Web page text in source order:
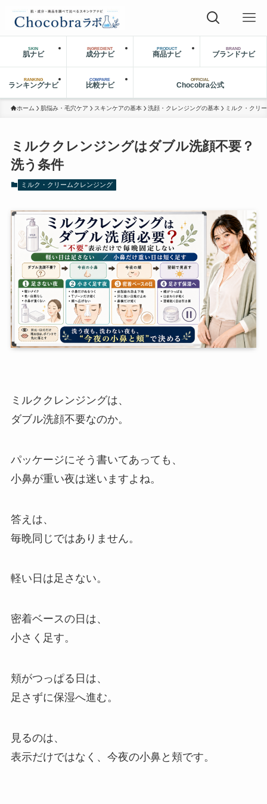
SKIN
肌ナビ
INGREDIENT
成分ナビ
PRODUCT
商品ナビ
BRAND
ブランドナビ
RANKING
ランキングナビ
COMPARE
比較ナビ
OFFICIAL
Chocobra公式
ホーム 肌悩み・毛穴ケア スキンケアの基本 洗顔・クレンジングの基本 ミルク・クリ
ミルククレンジングはダブル洗顔不要？
洗う条件
ミルク・クリームクレンジング
ミルククレンジングは、
ダブル洗顔不要なのか。
パッケージにそう書いてあっても、
小鼻が重い夜は迷いますよね。
答えは、
毎晩同じではありません。
軽い日は足さない。
密着ベースの日は、
小さく足す。
頬がつっぱる日は、
足さずに保湿へ進む。
見るのは、
表示だけではなく、今夜の小鼻と頬です。